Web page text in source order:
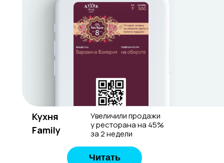
Кухня
Family
Увеличили продажи
у ресторана на 45%
за 2 недели
Читать